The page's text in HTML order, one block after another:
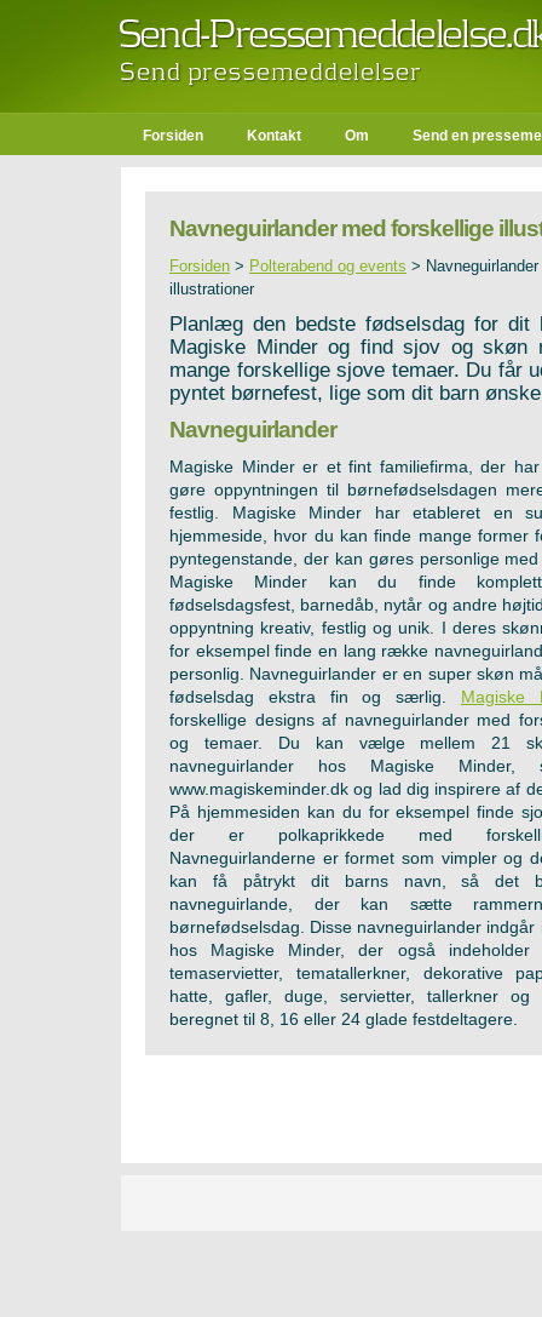
Forsiden Kontakt Om Send en
Navneguirlander med forskellige
Forsiden > Polterabend og events >
illustrationer
Planlæg den bedste fødselsdag for dit
Magiske Minder og find sjov og skøn
mange forskellige sjove temaer. Du får
pyntet børnefest, lige som dit barn
Navneguirlander
Magiske Minder er et fint familiefirma, der
gøre oppyntningen til børnefødselsdagen
festlig. Magiske Minder har etableret en
hjemmeside, hvor du kan finde mange former
pyntegenstande, der kan gøres personlige
Magiske Minder kan du finde
fødselsdagsfest, barnedåb, nytår og andre
oppyntning kreativ, festlig og unik. I deres
for eksempel finde en lang række
personlig. Navneguirlander er en super skøn
fødselsdag ekstra fin og særlig. Magiske
forskellige designs af navneguirlander med
og temaer. Du kan vælge mellem 21
navneguirlander hos Magiske
www.magiskeminder.dk og lad dig inspirere af
På hjemmesiden kan du for eksempel finde
der er polkaprikkede med
Navneguirlanderne er formet som vimpler og
kan få påtrykt dit barns navn, så det
navneguirlande, der kan sætte
børnefødselsdag. Disse navneguirlander indgår
hos Magiske Minder, der også indeholder
temaservietter, tematallerkner, dekorative
hatte, gafler, duge, servietter, tallerkner og
beregnet til 8, 16 eller 24 glade festdeltagere.